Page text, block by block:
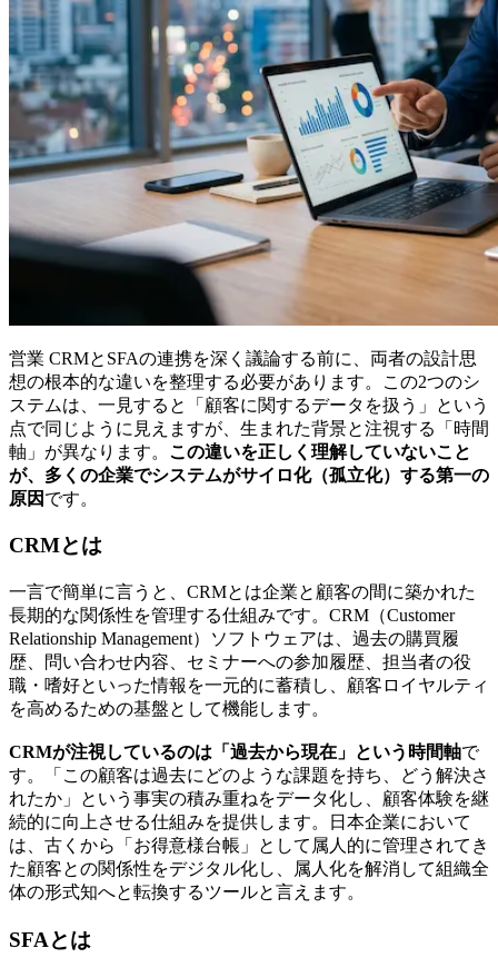
営業 CRMとSFAの連携を深く議論する前に、両者の設計思
想の根本的な違いを整理する必要があります。この2つのシ
ステムは、一見すると「顧客に関するデータを扱う」という
点で同じように見えますが、生まれた背景と注視する「時間
軸」が異なります。 この違いを正しく理解していないこと
が、多くの企業でシステムがサイロ化（孤立化）する第一の
原因 です。
CRMとは
一言で簡単に言うと、CRMとは企業と顧客の間に築かれた
長期的な関係性を管理する仕組みです。CRM（Customer
Relationship Management）ソフトウェアは、過去の購買履
歴、問い合わせ内容、セミナーへの参加履歴、担当者の役
職・嗜好といった情報を一元的に蓄積し、顧客ロイヤルティ
を高めるための基盤として機能します。
CRMが注視しているのは「過去から現在」という時間軸で
す。「この顧客は過去にどのような課題を持ち、どう解決さ
れたか」という事実の積み重ねをデータ化し、顧客体験を継
続的に向上させる仕組みを提供します。日本企業において
は、古くから「お得意様台帳」として属人的に管理されてき
た顧客との関係性をデジタル化し、
属人化を解消して組織全
体の形式知へと転換するツールと言えます。
SFAとは